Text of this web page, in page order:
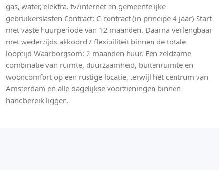
gas, water, elektra, tv/internet en gemeentelijke
gebruikerslasten Contract: C-contract (in principe 4 jaar) Start
met vaste huurperiode van 12 maanden. Daarna verlengbaar
met wederzijds akkoord / flexibiliteit binnen de totale
looptijd Waarborgsom: 2 maanden huur. Een zeldzame
combinatie van ruimte, duurzaamheid, buitenruimte en
wooncomfort op een rustige locatie, terwijl het centrum van
Amsterdam en alle dagelijkse voorzieningen binnen
handbereik liggen.